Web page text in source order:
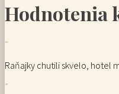
Hodnotenia
“
Raňajky chutili skvelo, hotel
”